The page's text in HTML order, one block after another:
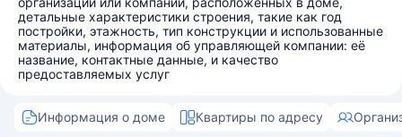
детальные характеристики строения, такие как год
постройки, этажность, тип конструкции и использованные
материалы, информация об управляющей компании: её
название, контактные данные, и качество
предоставляемых услуг
Информация о доме Квартиры по адресу